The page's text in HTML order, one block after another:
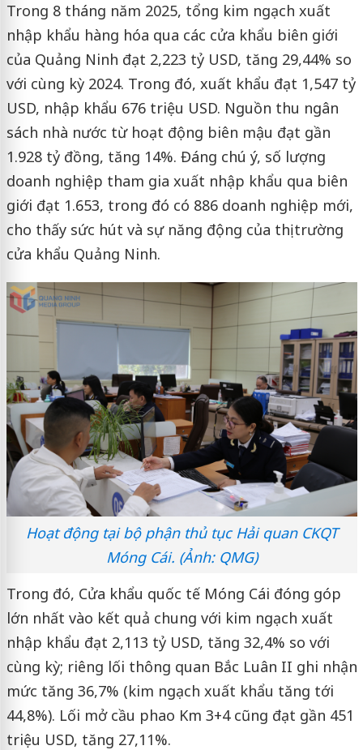
Trong 8 tháng năm 2025, tổng kim ngạch xuất
nhập khẩu hàng hóa qua các cửa khẩu biên giới
của Quảng Ninh đạt 2,223 tỷ USD, tăng 29,44% so
với cùng kỳ 2024. Trong đó, xuất khẩu đạt 1,547 tỷ
USD, nhập khẩu 676 triệu USD. Nguồn thu ngân
sách nhà nước từ hoạt động biên mậu đạt gần
1.928 tỷ đồng, tăng 14%. Đáng chú ý, số lượng
doanh nghiệp tham gia xuất nhập khẩu qua biên
giới đạt 1.653, trong đó có 886 doanh nghiệp mới,
cho thấy sức hút và sự năng động của thị trường
cửa khẩu Quảng Ninh.
Hoạt động tại bộ phận thủ tục Hải quan CKQT
Móng Cái. (Ảnh: QMG)
Trong đó, Cửa khẩu quốc tế Móng Cái đóng góp
lớn nhất vào kết quả chung với kim ngạch xuất
nhập khẩu đạt 2,113 tỷ USD, tăng 32,4% so với
cùng kỳ; riêng lối thông quan Bắc Luân II ghi nhận
mức tăng 36,7% (kim ngạch xuất khẩu tăng tới
44,8%). Lối mở cầu phao Km 3+4 cũng đạt gần 451
triệu USD, tăng 27,11%.